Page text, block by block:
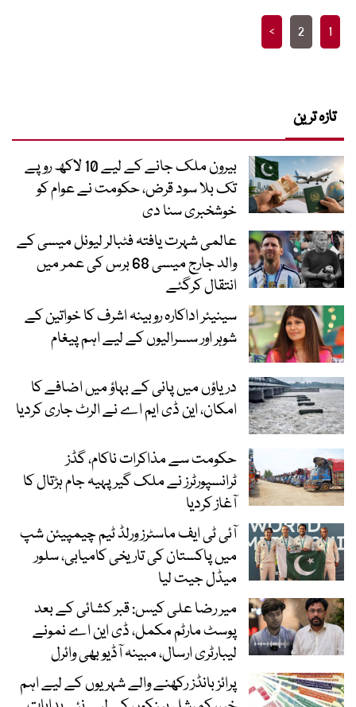
Posts
pagination
1
2
>
تازہ ترین
بیرون ملک جانے کے لیے 10 لاکھ روپے
تک بلا سود قرض، حکومت نے عوام کو
خوشخبری سنا دی
عالمی شہرت یافتہ فٹبالر لیونل میسی کے
والد جارج میسی 68 برس کی عمر میں
انتقال کرگئے
سینیئر اداکارہ روبینہ اشرف کا خواتین کے
شوہر اور سسرالیوں کے لیے اہم پیغام
دریاؤں میں پانی کے بہاؤ میں اضافے کا
امکان، این ڈی ایم اے نے الرٹ جاری کردیا
حکومت سے مذاکرات ناکام، گڈز
ٹرانسپورٹرز نے ملک گیر پہیہ جام ہڑتال کا
آغاز کردیا
آئی ٹی ایف ماسٹرز ورلڈ ٹیم چیمپیئن شپ
میں پاکستان کی تاریخی کامیابی، سلور
میڈل جیت لیا
میر رضا علی کیس: قبر کشائی کے بعد
پوسٹ مارٹم مکمل، ڈی این اے نمونے
لیبارٹری ارسال، مبینہ آڈیو بھی وائرل
پرائز بانڈز رکھنے والے شہریوں کے لیے اہم